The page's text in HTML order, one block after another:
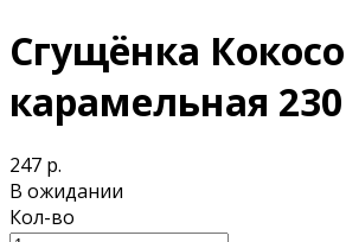
Сгущёнка
карамельная 230
247 р.
В ожидании
Кол-во